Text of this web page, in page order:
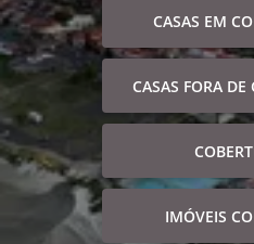
CASAS EM
CASAS FORA
IMÓVEIS